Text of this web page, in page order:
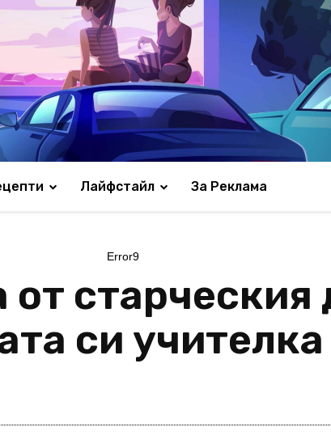
Лайфстайл За Реклама
Error9
старческия
си учителка